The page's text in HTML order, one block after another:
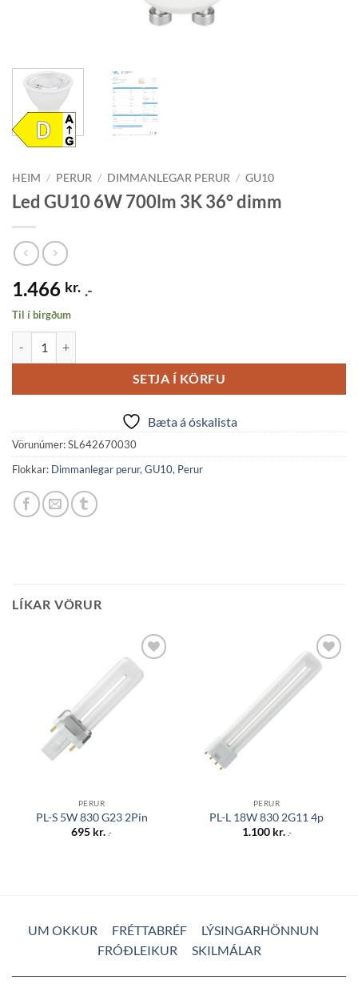
HEIM / PERUR / DIMMANLEGAR PERUR / GU10
Led GU10 6W 700lm 3K 36° dimm
1.466 kr. .-
Til í birgðum
SETJA Í KÖRFU
Bæta á óskalista
Vörunúmer:SL642670030
Flokkar: Dimmanlegar perur, GU10, Perur
LÍKAR VÖRUR
Bæta á
óskalista
PERUR
PL-S 5W 830 G23 2Pin
695 kr. .-
Bæta á
óskalista
PERUR
PL-L 18W 830 2G11 4p
1.100 kr. .-
UM OKKUR FRÉTTABRÉF
LÝSINGARHÖNNUN
FRÓÐLEIKUR
SKILMÁLAR